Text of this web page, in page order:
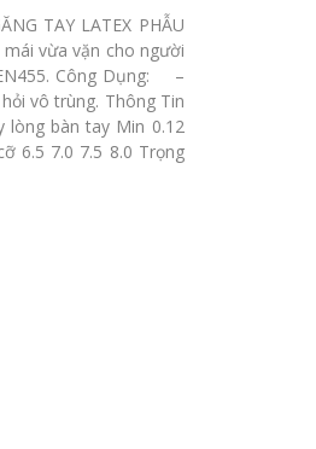
TAY LATEX PHẪU
mái vừa vặn cho người
Công Dụng: –
vô trùng. Thông Tin
lòng bàn tay Min 0.12
6.5 7.0 7.5 8.0 Trọng